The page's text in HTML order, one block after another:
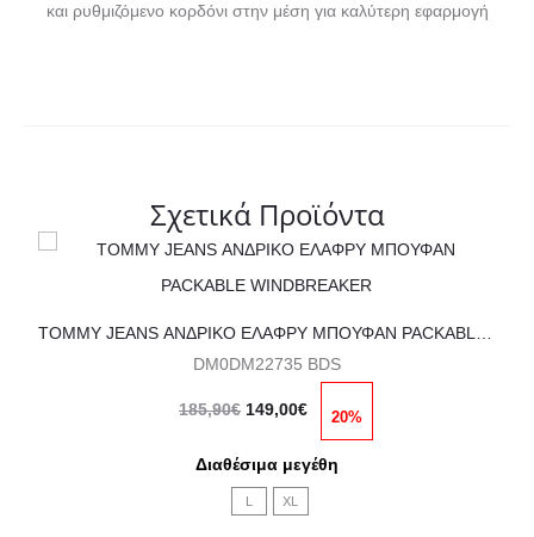
και ρυθμιζόμενο κορδόνι στην μέση για καλύτερη εφαρμογή
Σχετικά Προϊόντα
Αυτό
προϊόν
DM0DM22735 BDS
185,90€
was:
185,90€.
149,00€
τιμή
20%
Διαθέσιμα μεγέθη
L XL